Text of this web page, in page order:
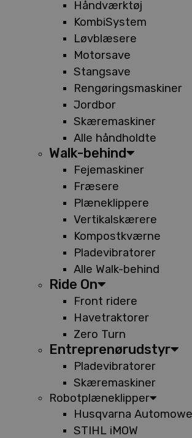
Håndværktøj
KombiSystem
Løvblæsere
Motorsave
Stangsave
Rengøringsmaskiner
Jordbor
Skæremaskiner
Alle håndholdte
Walk-behind
Fejemaskiner
Fræsere
Plæneklippere
Vertikalskærere
Kompostkværne
Pladevibratorer
Alle Walk-behind
Ride On
Front ridere
Havetraktorer
Zero Turn
Entreprenørudstyr
Pladevibratorer
Skæremaskiner
Robotplæneklipper
Husqvarna
STIHL iMOW